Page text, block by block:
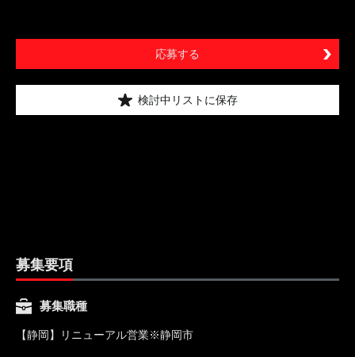
応募する
検討中リストに保存
募集要項
募集職種
【静岡】リニューアル営業※静岡市